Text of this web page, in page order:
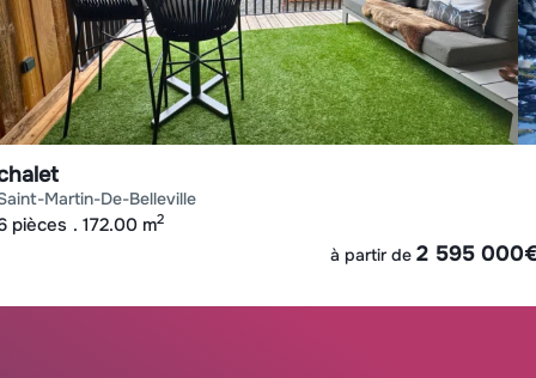
saint-martin-de-belleville
pièces 172.00 m2
à partir de 2 595 000